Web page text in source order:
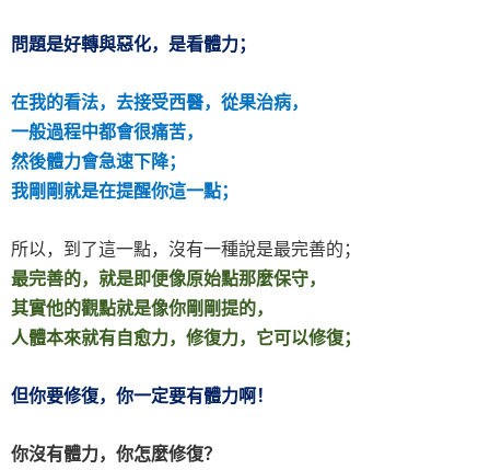
問題是好轉與惡化，是看體力；
在我的看法，去接受西醫，從果治病，
一般過程中都會很痛苦，
然後體力會急速下降；
我剛剛就是在提醒你這一點；
所以，到了這一點，沒有一種說是最完善的；
最完善的，就是即便像原始點那麼保守，
其實他的觀點就是像你剛剛提的，
人體本來就有自愈力，修復力，它可以修復；
但你要修復，你一定要有體力啊！
你沒有體力，你怎麼修復？